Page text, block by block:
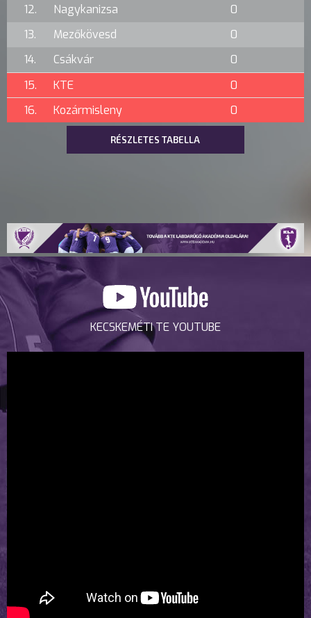
12.
Nagykanizsa
0
13.
Mezőkövesd
0
14.
Csákvár
0
15.
KTE
0
16.
Kozármisleny 0
RÉSZLETES TABELLA
KECSKEMÉTI TE YOUTUBE